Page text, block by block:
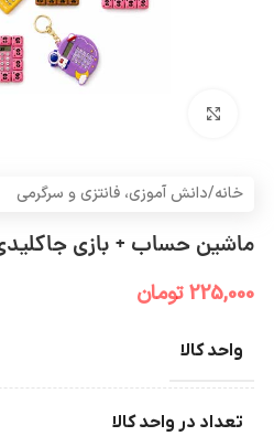
خانه/دانش آموزی، فانتزی و سرگرمی
ماشین حساب + بازی
225,000 تومان
واحد کالا
تعداد در واحد کالا